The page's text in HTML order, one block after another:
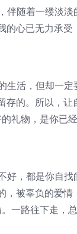
随着一缕淡淡
心已无力承受
活，但却一定
的。所以，让
礼物，是你已经
，都是你自找
被辜负的爱
一路往下走，总